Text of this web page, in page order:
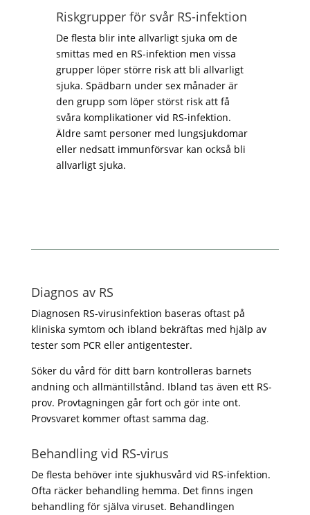
Riskgrupper för svår RS-infektion
De flesta blir inte allvarligt sjuka om de
smittas med en RS-infektion men vissa
grupper löper större risk att bli allvarligt
sjuka. Spädbarn under sex månader är
den grupp som löper störst risk att få
svåra komplikationer vid RS-infektion.
Äldre samt personer med lungsjukdomar
eller nedsatt immunförsvar kan också bli
allvarligt sjuka.
Diagnos av RS
Diagnosen RS-virusinfektion baseras oftast på
kliniska symtom och ibland bekräftas med hjälp av
tester som PCR eller antigentester.
Söker du vård för ditt barn kontrolleras barnets
andning och allmäntillstånd. Ibland tas även ett RS-
prov. Provtagningen går fort och gör inte ont.
Provsvaret kommer oftast samma dag.
Behandling vid RS-virus
De flesta behöver inte sjukhusvård vid RS-infektion.
Ofta räcker behandling hemma. Det finns ingen
behandling för själva viruset. Behandlingen